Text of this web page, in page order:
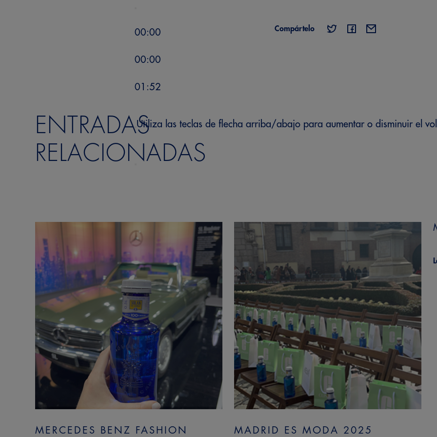
00:00
00:00
01:52
Utiliza las teclas de flecha arriba/abajo para aumentar o disminuir el
Compártelo
ENTRADAS
RELACIONADAS
MERCEDES BENZ FASHION MADRID ES MODA 2025